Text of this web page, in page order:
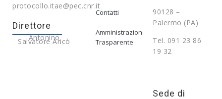
protocollo.itae@pec.cnr.it
Direttore
Antonino
Salvatore Aricò
Contatti
Amministrazione
Trasparente
90128 –
Palermo (PA)
Tel. 091 23 86
19 32
Sede di